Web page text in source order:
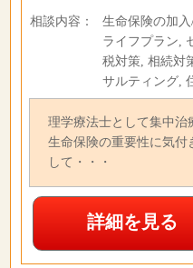
相談内容：
生命保険の加
ライフプラン,
税対策, 相続対
サルティング,
理学療法士として集中治
生命保険の重要性に気付
して・・・
詳細を見る